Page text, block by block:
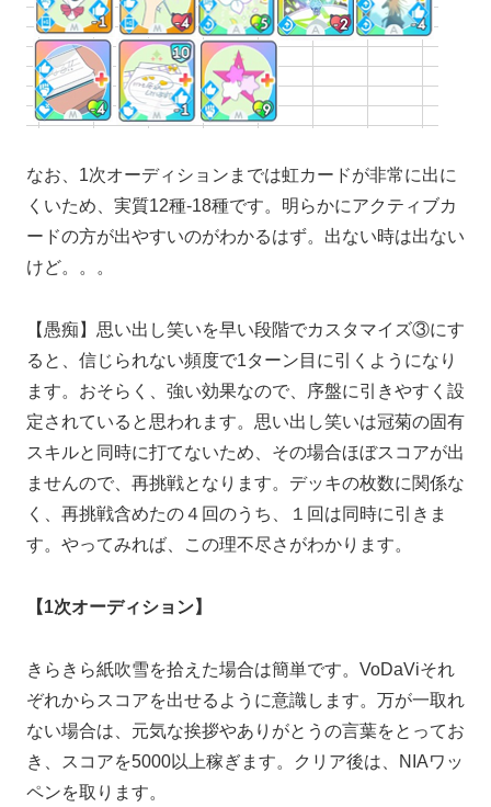
なお、1次オーディションまでは虹カードが非常に出に
くいため、実質12種-18種です。明らかにアクティブカ
ードの方が出やすいのがわかるはず。出ない時は出ない
けど。。。
【愚痴】思い出し笑いを早い段階でカスタマイズ③にす
ると、信じられない頻度で1ターン目に引くようになり
ます。おそらく、強い効果なので、序盤に引きやすく設
定されていると思われます。思い出し笑いは冠菊の固有
スキルと同時に打てないため、その場合ほぼスコアが出
ませんので、再挑戦となります。デッキの枚数に関係な
く、再挑戦含めたの４回のうち、１回は同時に引きま
す。やってみれば、この理不尽さがわかります。
【1次オーディション】
きらきら紙吹雪を拾えた場合は簡単です。VoDaViそれ
ぞれからスコアを出せるように意識します。万が一取れ
ない場合は、元気な挨拶やありがとうの言葉をとってお
き、スコアを5000以上稼ぎます。クリア後は、NIAワッ
ペンを取ります。